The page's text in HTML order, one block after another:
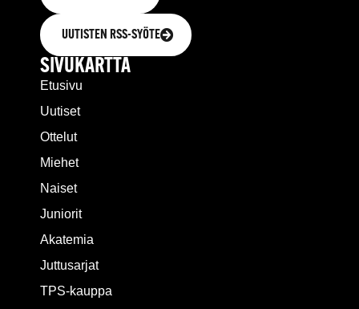
UUTISTEN RSS-SYÖTE
SIVUKARTTA
Etusivu
Uutiset
Ottelut
Miehet
Naiset
Juniorit
Akatemia
Juttusarjat
TPS-kauppa